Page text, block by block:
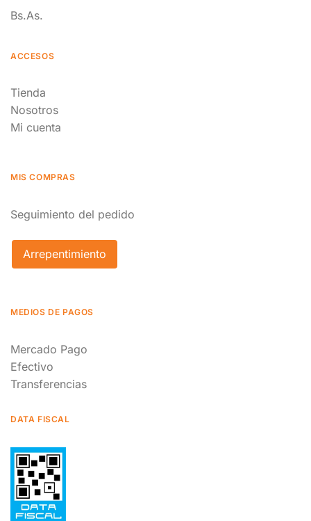
Bs.As.
ACCESOS
Tienda
Nosotros
Mi cuenta
MIS COMPRAS
Seguimiento del pedido
Arrepentimiento
MEDIOS DE PAGOS
Mercado Pago
Efectivo
Transferencias
DATA FISCAL